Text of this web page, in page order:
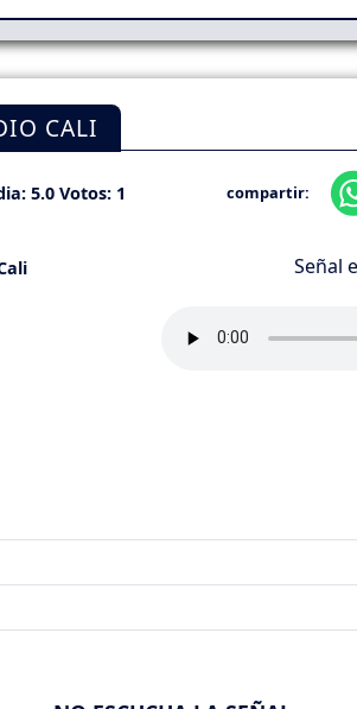
CALI
5.0 Votos: 1 compartir:
Señal